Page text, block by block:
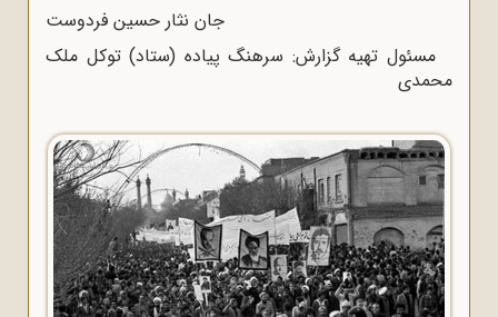
جان نثار حسین فردوست
مسئول تهیه گزارش: سرهنگ پیاده (ستاد) توکل ملک
محمدى